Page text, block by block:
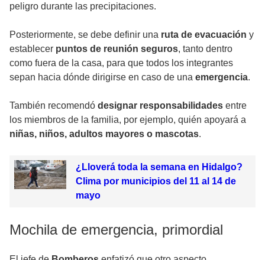
peligro durante las precipitaciones.
Posteriormente, se debe definir una ruta de evacuación y
establecer puntos de reunión seguros, tanto dentro
como fuera de la casa, para que todos los integrantes
sepan hacia dónde dirigirse en caso de una emergencia.
También recomendó designar responsabilidades entre
los miembros de la familia, por ejemplo, quién apoyará a
niñas, niños, adultos mayores o mascotas.
¿Lloverá toda la semana en Hidalgo?
Clima por municipios del 11 al 14 de
mayo
Mochila de emergencia, primordial